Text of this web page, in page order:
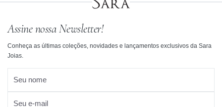
Assine nossa Newsletter!
Conheça as últimas coleções, novidades e lançamentos exclusivos da Sara
Joias.
Seu nome
Seu e-mail